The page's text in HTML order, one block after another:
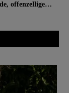
Design Sessel MW06 – Gegossene PMMA Wände, offenzelliger Schaumstoffsitz